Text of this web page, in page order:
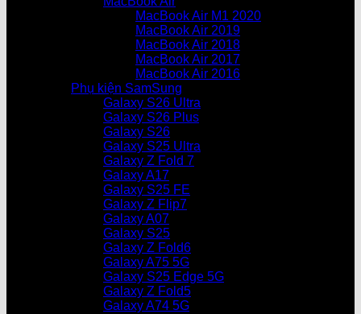
MacBook Air M1 2020
MacBook Air 2019
MacBook Air 2018
MacBook Air 2017
MacBook Air 2016
Phụ kiện SamSung
Galaxy S26 Ultra
Galaxy S26 Plus
Galaxy S26
Galaxy S25 Ultra
Galaxy Z Fold 7
Galaxy A17
Galaxy S25 FE
Galaxy Z Flip7
Galaxy A07
Galaxy S25
Galaxy Z Fold6
Galaxy A75 5G
Galaxy S25 Edge 5G
Galaxy Z Fold5
Galaxy A74 5G